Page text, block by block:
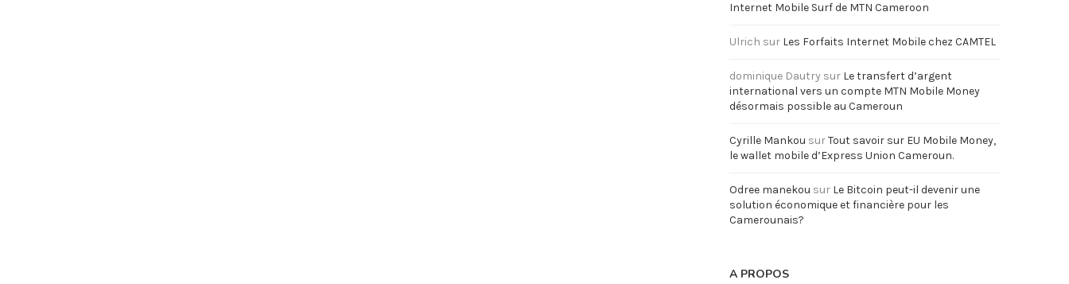
Internet Mobile Surf de MTN Cameroon
Ulrich sur Les Forfaits Internet Mobile chez CAMTEL
dominique Dautry sur Le transfert d’argent
international vers un compte MTN Mobile Money
désormais possible au Cameroun
Cyrille Mankou surTout savoir sur EU Mobile Money,
le wallet mobile d’Express Union Cameroun.
Odree manekou sur Le Bitcoin peut-il devenir une
solution économique et financière pour les
Camerounais?
A PROPOS